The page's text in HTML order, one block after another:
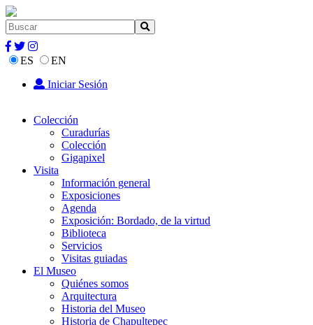
ES
EN
Iniciar Sesión
Colección
Curadurías
Colección
Gigapixel
Visita
Información general
Exposiciones
Agenda
Exposición: Bordado, de la virtud
Biblioteca
Servicios
Visitas guiadas
El Museo
Quiénes somos
Arquitectura
Historia del Museo
Historia de Chapultepec